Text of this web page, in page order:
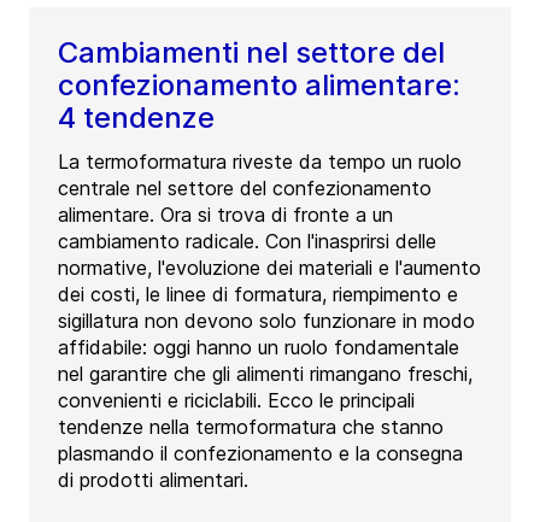
Cambiamenti nel settore del
confezionamento alimentare:
4 tendenze
La termoformatura riveste da tempo un ruolo
centrale nel settore del confezionamento
alimentare. Ora si trova di fronte a un
cambiamento radicale. Con l'inasprirsi delle
normative, l'evoluzione dei materiali e l'aumento
dei costi, le linee di formatura, riempimento e
sigillatura non devono solo funzionare in modo
affidabile: oggi hanno un ruolo fondamentale
nel garantire che gli alimenti rimangano freschi,
convenienti e riciclabili. Ecco le principali
tendenze nella termoformatura che stanno
plasmando il confezionamento e la consegna
di prodotti alimentari.